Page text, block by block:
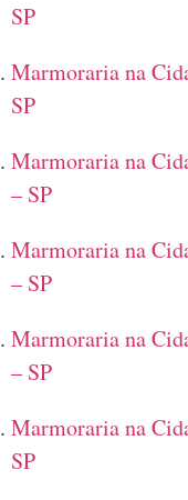
SP
Marmoraria na
SP
Marmoraria na
– SP
Marmoraria na
– SP
Marmoraria na
– SP
Marmoraria na
SP